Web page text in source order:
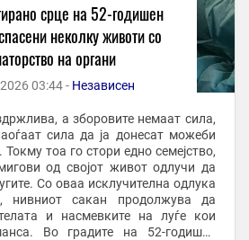
срце на 52-годишен
неколку животи со
на органи
03:44 - Независен
а зборовите немаат сила,
сила да ја донесат можеби
Токму тоа го стори едно семејство,
од својот живот одлучи да
одлука
нивниот сакан продолжува да
и насмевките на луѓе кои
годишен